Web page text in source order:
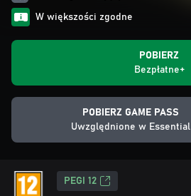
W większości zgodne
POBIERZ
Bezpłatne+
POBIERZ GAME PASS
Uwzględnione w Essential
PEGI 12